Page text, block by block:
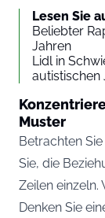
Lesen Sie
Beliebter
Jahren
Lidl in
autistischen
Muster
Betrachten
Sie, die
Zeilen einzeln.
Denken Sie